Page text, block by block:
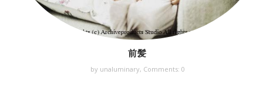
前髪
by unaluminary, Comments: 0